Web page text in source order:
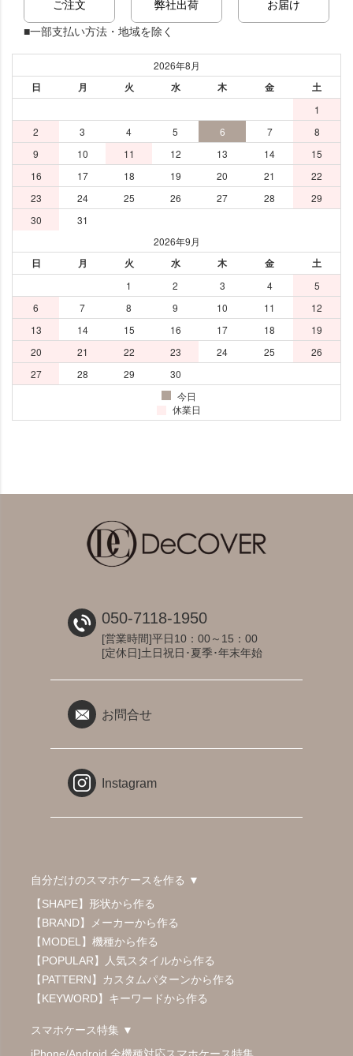
050-7118-1950
[営業時間]平日10：00～15：00
[定休日]土日祝日･夏季･年末年始
お問合せ
Instagram
自分だけのスマホケースを作る ▼
【SHAPE】形状から作る
【BRAND】メーカーから作る
【MODEL】機種から作る
【POPULAR】人気スタイルから作る
【PATTERN】カスタムパターンから作る
【KEYWORD】キーワードから作る
スマホケース特集 ▼